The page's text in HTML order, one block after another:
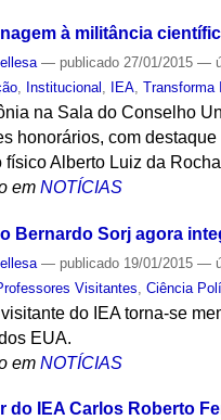
à militância
— publicado 27/01/2015—
Institucional IEA ,Transforma
na Sala do Conselho
honorários, com
físico Alberto Luiz da
em NOTÍCIAS
Bernardo Sorj agora
— publicado 19/01/2015—
Visitantes ,Ciência
do IEA torna-se
EUA.
em NOTÍCIAS
do IEA Carlos Roberto